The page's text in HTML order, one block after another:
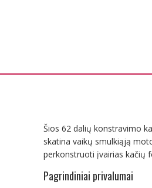
Šios 62 dalių konstravimo
skatina vaikų smulkiąją
perkonstruoti įvairias kačių
Pagrindiniai privalumai